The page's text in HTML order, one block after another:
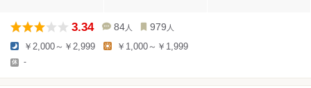
3.34 84 人 979 人
￥2,000～￥2,999 ￥1,000～￥1,999
-